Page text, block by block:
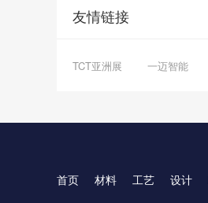
友情链接
TCT亚洲展 一迈智能
首页 材料 工艺 设计